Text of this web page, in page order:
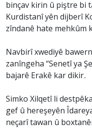
binçav kirin û piştre bi
Kurdistanî yên dijberî
zîndanê hate mehkûm
Navbirî xwediyê
zanîngeha “Senetî ya
bajarê Erakê kar dikir.
Simko Xilqetî li
gef û hereşeyên
neçarî tawan û